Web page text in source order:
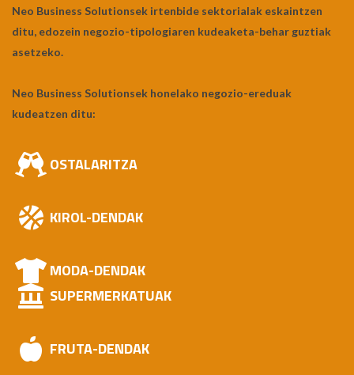
Neo Business Solutionsek irtenbide sektorialak eskaintzen
ditu, edozein negozio-tipologiaren kudeaketa-behar guztiak
asetzeko.
Neo Business Solutionsek honelako negozio-ereduak
kudeatzen ditu:
OSTALARITZA
KIROL-DENDAK
MODA-DENDAK
SUPERMERKATUAK
FRUTA-DENDAK